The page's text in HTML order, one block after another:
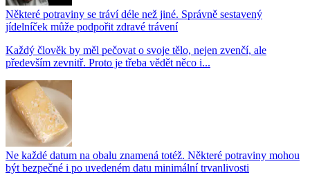
Některé potraviny se tráví déle než jiné. Správně sestavený
jídelníček může podpořit zdravé trávení
Každý člověk by měl pečovat o svoje tělo, nejen zvenčí, ale
především zevnitř. Proto je třeba vědět něco i...
Ne každé datum na obalu znamená totéž. Některé potraviny mohou
být bezpečné i po uvedeném datu minimální trvanlivosti